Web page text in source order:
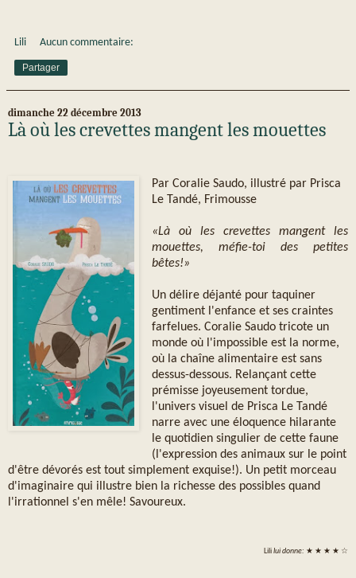
Lili Aucun commentaire:
Partager
dimanche 22 décembre 2013
Là où les crevettes mangent les mouettes
Par Coralie Saudo, illustré par Prisca
Le Tandé, Frimousse
«Là où les crevettes mangent les
mouettes, méfie-toi des petites
bêtes!»
Un délire déjanté pour taquiner
gentiment l'enfance et ses craintes
farfelues. Coralie Saudo tricote un
monde où l'impossible est la norme,
où la chaîne alimentaire est sans
dessus-dessous. Relançant cette
prémisse joyeusement tordue,
l'univers visuel de Prisca Le Tandé
narre avec une éloquence hilarante
le quotidien singulier de cette faune
(l'expression des animaux sur le point
d'être dévorés est tout simplement exquise!). Un petit morceau
d'imaginaire qui illustre bien la richesse des possibles quand
l'irrationnel s'en mêle! Savoureux.
Lililui donne: ★ ★ ★ ★ ☆